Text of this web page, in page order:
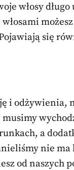
włosy
się
i odżywienia,
a
nie
od naszych